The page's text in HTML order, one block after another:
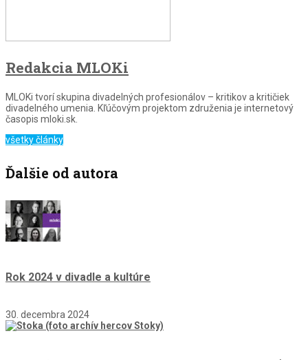
Redakcia MLOKi
MLOKi tvorí skupina divadelných profesionálov – kritikov a kritičiek
divadelného umenia. Kľúčovým projektom združenia je internetový
časopis mloki.sk.
všetky články
Ďalšie od autora
Rok 2024 v divadle a kultúre
30. decembra 2024